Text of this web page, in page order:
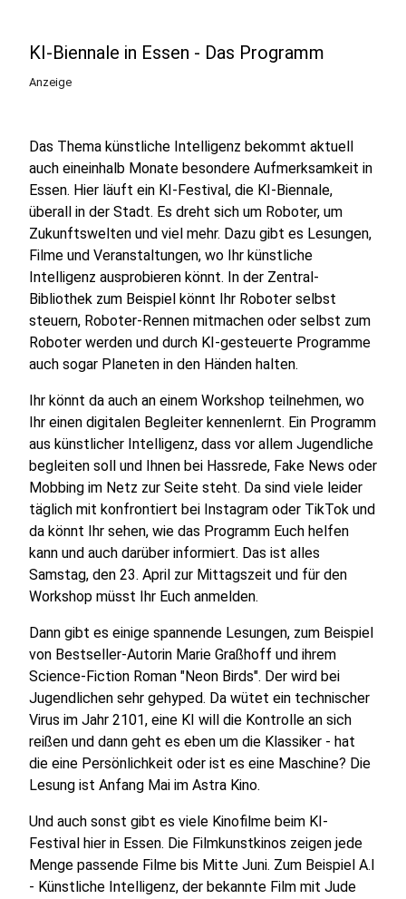
KI-Biennale in Essen - Das Programm
Anzeige
Das Thema künstliche Intelligenz bekommt aktuell
auch eineinhalb Monate besondere Aufmerksamkeit in
Essen. Hier läuft ein KI-Festival, die KI-Biennale,
überall in der Stadt. Es dreht sich um Roboter, um
Zukunftswelten und viel mehr. Dazu gibt es Lesungen,
Filme und Veranstaltungen, wo Ihr künstliche
Intelligenz ausprobieren könnt. In der Zentral-
Bibliothek zum Beispiel könnt Ihr Roboter selbst
steuern, Roboter-Rennen mitmachen oder selbst zum
Roboter werden und durch KI-gesteuerte Programme
auch sogar Planeten in den Händen halten.
Ihr könnt da auch an einem Workshop teilnehmen, wo
Ihr einen digitalen Begleiter kennenlernt. Ein Programm
aus künstlicher Intelligenz, dass vor allem Jugendliche
begleiten soll und Ihnen bei Hassrede, Fake News oder
Mobbing im Netz zur Seite steht. Da sind viele leider
täglich mit konfrontiert bei Instagram oder TikTok und
da könnt Ihr sehen, wie das Programm Euch helfen
kann und auch darüber informiert. Das ist alles
Samstag, den 23. April zur Mittagszeit und für den
Workshop müsst Ihr Euch anmelden.
Dann gibt es einige spannende Lesungen, zum Beispiel
von Bestseller-Autorin Marie Graßhoff und ihrem
Science-Fiction Roman "Neon Birds". Der wird bei
Jugendlichen sehr gehyped. Da wütet ein technischer
Virus im Jahr 2101, eine KI will die Kontrolle an sich
reißen und dann geht es eben um die Klassiker - hat
die eine Persönlichkeit oder ist es eine Maschine? Die
Lesung ist Anfang Mai im Astra Kino.
Und auch sonst gibt es viele Kinofilme beim KI-
Festival hier in Essen. Die Filmkunstkinos zeigen jede
Menge passende Filme bis Mitte Juni. Zum Beispiel A.I
- Künstliche Intelligenz, der bekannte Film mit Jude